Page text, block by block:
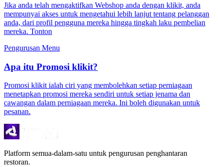
Jika anda telah mengaktifkan Webshop anda dengan klikit, anda
mempunyai akses untuk mengetahui lebih lanjut tentang pelanggan
anda, dari profil pengguna mereka hingga tingkah laku pembelian
mereka. Tonton
Pengurusan Menu
Apa itu Promosi klikit?
Promosi klikit ialah ciri yang membolehkan setiap perniagaan
menetapkan promosi mereka sendiri untuk setiap jenama dan
cawangan dalam perniagaan mereka. Ini boleh digunakan untuk
pesanan.
Platform semua-dalam-satu untuk pengurusan penghantaran
restoran.